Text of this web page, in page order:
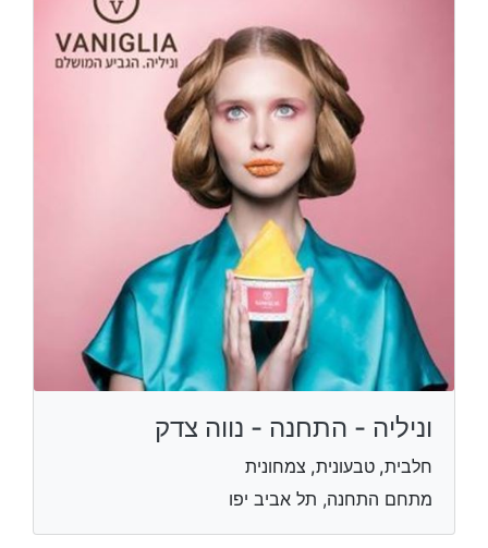
וניליה - התחנה - נווה צדק
חלבית, טבעונית, צמחונית
מתחם התחנה, תל אביב יפו